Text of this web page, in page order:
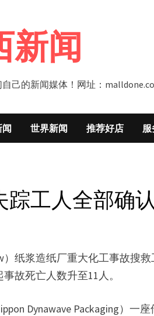
新闻
己的新闻媒体！网址：
闻 世界新闻 推荐好店 服
踪工人全部确
纸浆造纸厂重大化工事故搜
故死亡人数升至11人。
Dynawave Packaging）一